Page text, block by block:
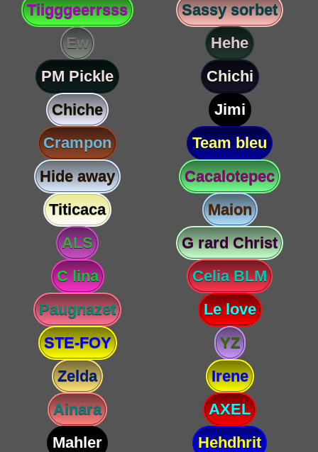
Tiigggeerrsss
Sassy sorbet
Ew
Hehe
PM Pickle
Chichi
Chiche
Jimi
Crampon
Team bleu
Hide away
Cacalotepec
Titicaca
Maion
ALS
G rard Christ
C lina
Celia BLM
Paugnazet
Le love
STE-FOY
YZ
Zelda
Irene
Ainara
AXEL
Mahler
Hehdhrit